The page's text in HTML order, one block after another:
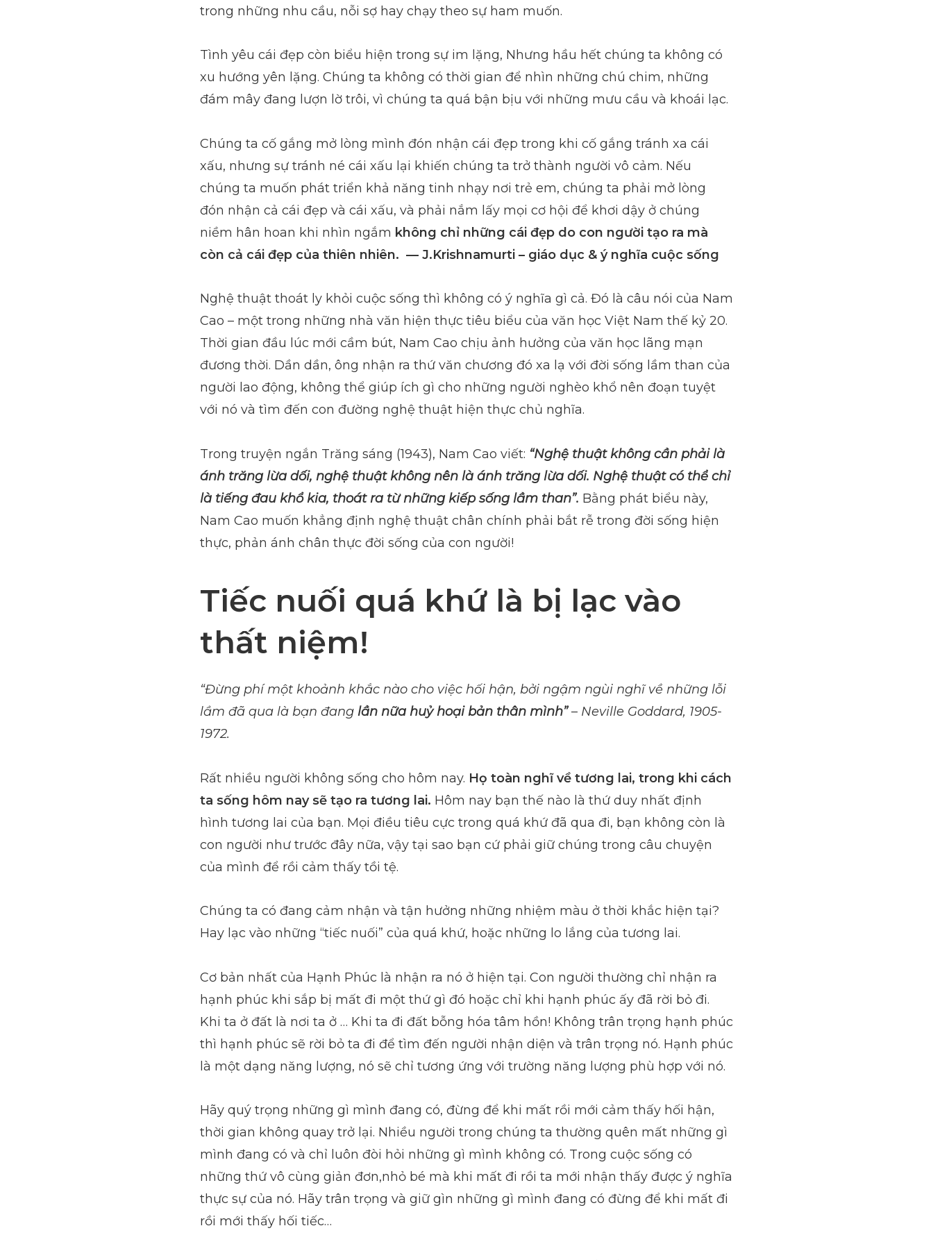
trong những nhu cầu, nỗi sợ hay chạy theo sự ham muốn.
Tình yêu cái đẹp còn biểu hiện trong sự im lặng, Nhưng hầu hết chúng ta không có
xu hướng yên lặng. Chúng ta không có thời gian để nhìn những chú chim, những
đám mây đang lượn lờ trôi, vì chúng ta quá bận bịu với những mưu cầu và khoái lạc.
Chúng ta cố gắng mở lòng mình đón nhận cái đẹp trong khi cố gắng tránh xa cái
xấu, nhưng sự tránh né cái xấu lại khiến chúng ta trở thành người vô cảm. Nếu
chúng ta muốn phát triển khả năng tinh nhạy nơi trẻ em, chúng ta phải mở lòng
đón nhận cả cái đẹp và cái xấu, và phải nắm lấy mọi cơ hội để khơi dậy ở chúng
niềm hân hoan khi nhìn ngắm không chỉ những cái đẹp do con người tạo ra mà
còn cả cái đẹp của thiên nhiên. — J.Krishnamurti – giáo dục & ý nghĩa cuộc sống
Nghệ thuật thoát ly khỏi cuộc sống thì không có ý nghĩa gì cả. Đó là câu nói của Nam
Cao – một trong những nhà văn hiện thực tiêu biểu của văn học Việt Nam thế kỷ 20.
Thời gian đầu lúc mới cầm bút, Nam Cao chịu ảnh hưởng của văn học lãng mạn
đương thời. Dần dần, ông nhận ra thứ văn chương đó xa lạ với đời sống lầm than của
người lao động, không thể giúp ích gì cho những người nghèo khổ nên đoạn tuyệt
với nó và tìm đến con đường nghệ thuật hiện thực chủ nghĩa.
Trong truyện ngắn Trăng sáng (1943), Nam Cao viết: “Nghệ thuật không cần phải là
ánh trăng lừa dối, nghệ thuật không nên là ánh trăng lừa dối. Nghệ thuật có thể chỉ
là tiếng đau khổ kia, thoát ra từ những kiếp sống lầm than”. Bằng phát biểu này,
Nam Cao muốn khẳng định nghệ thuật chân chính phải bắt rễ trong đời sống hiện
thực, phản ánh chân thực đời sống của con người!
Tiếc nuối quá khứ là bị lạc vào
thất niệm!
“Đừng phí một khoảnh khắc nào cho việc hối hận, bởi ngậm ngùi nghĩ về những lỗi
lầm đã qua là bạn đang lần nữa huỷ hoại bản thân mình”– Neville Goddard, 1905-
1972.
Rất nhiều người không sống cho hôm nay. Họ toàn nghĩ về tương lai, trong khi cách
ta sống hôm nay sẽ tạo ra tương lai. Hôm nay bạn thế nào là thứ duy nhất định
hình tương lai của bạn. Mọi điều tiêu cực trong quá khứ đã qua đi, bạn không còn là
con người như trước đây nữa, vậy tại sao bạn cứ phải giữ chúng trong câu chuyện
của mình để rồi cảm thấy tồi tệ.
Chúng ta có đang cảm nhận và tận hưởng những nhiệm màu ở thời khắc hiện tại?
Hay lạc vào những “tiếc nuối” của quá khứ, hoặc những lo lắng của tương lai.
Cơ bản nhất của Hạnh Phúc là nhận ra nó ở hiện tại. Con người thường chỉ nhận ra
hạnh phúc khi sắp bị mất đi một thứ gì đó hoặc chỉ khi hạnh phúc ấy đã rời bỏ đi.
Khi ta ở đất là nơi ta ở … Khi ta đi đất bỗng hóa tâm hồn! Không trân trọng hạnh phúc
thì hạnh phúc sẽ rời bỏ ta đi để tìm đến người nhận diện và trân trọng nó. Hạnh phúc
là một dạng năng lượng, nó sẽ chỉ tương ứng với trường năng lượng phù hợp với nó.
Hãy quý trọng những gì mình đang có, đừng để khi mất rồi mới cảm thấy hối hận,
thời gian không quay trở lại. Nhiều người trong chúng ta thường quên mất những gì
mình đang có và chỉ luôn đòi hỏi những gì mình không có. Trong cuộc sống có
những thứ vô cùng giản đơn,nhỏ bé mà khi mất đi rồi ta mới nhận thấy được ý nghĩa
thực sự của nó. Hãy trân trọng và giữ gìn những gì mình đang có đừng để khi mất đi
rồi mới thấy hối tiếc…